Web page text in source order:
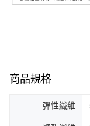
商品規格
彈性纖維